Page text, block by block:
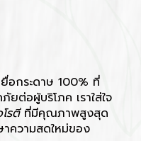
อกระดาษ 100% ที่
ต่อผู้บริโภค เราใส่ใจ
รตี ที่มีคุณภาพสูงสุด
าความสดใหม่ของ